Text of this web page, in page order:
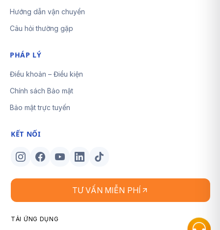
Hướng dẫn vận chuyển
Câu hỏi thường gặp
PHÁP LÝ
Điều khoản – Điều kiện
Chính sách Bảo mật
Bảo mật trực tuyến
KẾT NỐI
TƯ VẤN MIỄN PHÍ
TẢI ỨNG DỤNG